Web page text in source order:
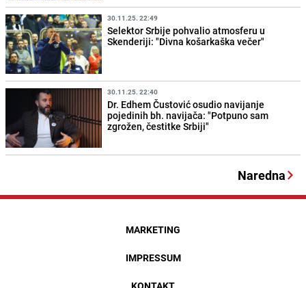
30.11.25. 22:49
Selektor Srbije pohvalio atmosferu u
Skenderiji: "Divna košarkaška večer"
30.11.25. 22:40
Dr. Edhem Čustović osudio navijanje
pojedinih bh. navijača: "Potpuno sam
zgrožen, čestitke Srbiji"
Naredna
MARKETING
IMPRESSUM